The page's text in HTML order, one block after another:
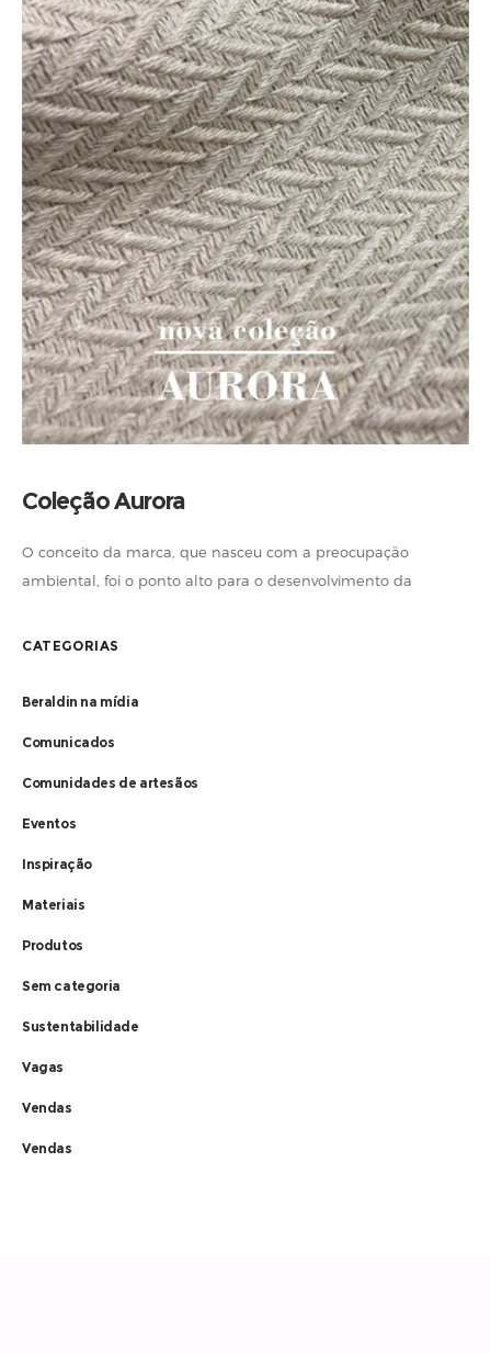
Coleção Aurora
O conceito da marca, que nasceu com a preocupação
ambiental, foi o ponto alto para o desenvolvimento da
tecidos, tapetes, almofadas, acessórios
CATEGORIAS
Beraldin na mídia
Comunicados
Comunidades de artesãos
Eventos
Inspiração
Materiais
Produtos
Sem categoria
Sustentabilidade
Vagas
Vendas
Vendas